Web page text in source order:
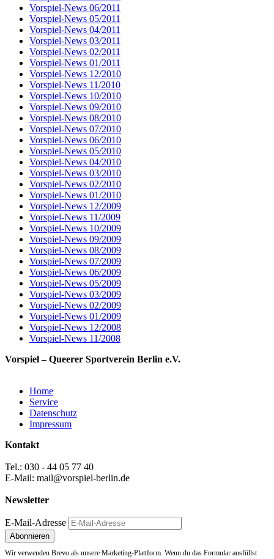
Vorspiel-News 06/2011
Vorspiel-News 05/2011
Vorspiel-News 04/2011
Vorspiel-News 03/2011
Vorspiel-News 02/2011
Vorspiel-News 01/2011
Vorspiel-News 12/2010
Vorspiel-News 11/2010
Vorspiel-News 10/2010
Vorspiel-News 09/2010
Vorspiel-News 08/2010
Vorspiel-News 07/2010
Vorspiel-News 06/2010
Vorspiel-News 05/2010
Vorspiel-News 04/2010
Vorspiel-News 03/2010
Vorspiel-News 02/2010
Vorspiel-News 01/2010
Vorspiel-News 12/2009
Vorspiel-News 11/2009
Vorspiel-News 10/2009
Vorspiel-News 09/2009
Vorspiel-News 08/2009
Vorspiel-News 07/2009
Vorspiel-News 06/2009
Vorspiel-News 05/2009
Vorspiel-News 03/2009
Vorspiel-News 02/2009
Vorspiel-News 01/2009
Vorspiel-News 12/2008
Vorspiel-News 11/2008
Vorspiel – Queerer Sportverein Berlin e.V.
Home
Service
Datenschutz
Impressum
Kontakt
Tel.: 030 - 44 05 77 40
E-Mail: mail@vorspiel-berlin.de
Newsletter
E-Mail-Adresse
Wir verwenden Brevo als unsere Marketing-Plattform. Wenn du das Formular ausfüllst